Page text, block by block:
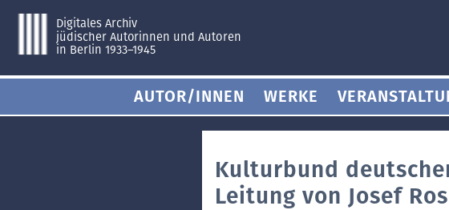
Digitales Archiv
jüdischer Autorinnen und Autoren
in Berlin 1933–1945
AUTOR/INNEN WERKE
Kulturbund
Leitung von Josef